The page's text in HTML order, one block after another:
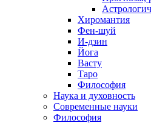
Хиромантия
Фен-шуй
И-дзин
Йога
Васту
Таро
Философия
Наука и духовность
Современные науки
Философия